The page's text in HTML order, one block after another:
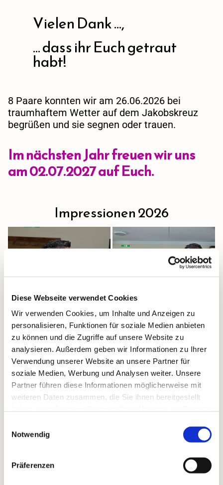
Diese Webseite verwendet Cookies
Wir verwenden Cookies, um Inhalte und Anzeigen zu
personalisieren, Funktionen für soziale Medien anbieten
zu können und die Zugriffe auf unsere Website zu
analysieren. Außerdem geben wir Informationen zu Ihrer
Verwendung unserer Website an unsere Partner für
soziale Medien, Werbung und Analysen weiter. Unsere
Partner führen diese Informationen möglicherweise mit
weiteren Daten zusammen, die Sie ihnen bereitgestellt
Notwendig
Präferenzen
Vielen Dank ...,
... dass ihr Euch getraut
habt!
8 Paare konnten wir am 26.06.2026 bei
traumhaftem Wetter auf dem Jakobskreuz
begrüßen und sie segnen oder trauen.
Im nächsten Jahr freuen wir uns
am 02.07.2027 auf Euch.
Impressionen 2026